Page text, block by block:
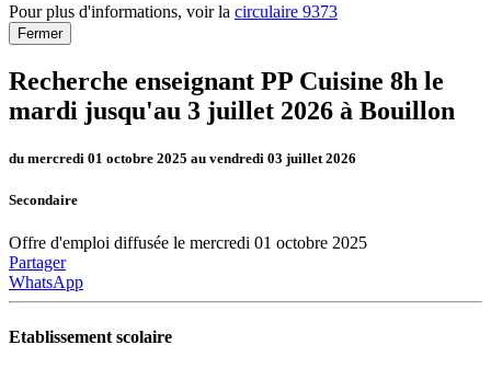
Pour plus d'informations, voir la circulaire 9373
Fermer
Recherche enseignant PP Cuisine 8h le
mardi jusqu'au 3 juillet 2026 à Bouillon
du mercredi 01 octobre 2025 au vendredi 03 juillet 2026
Secondaire
Offre d'emploi diffusée le mercredi 01 octobre 2025
Partager
WhatsApp
Etablissement scolaire